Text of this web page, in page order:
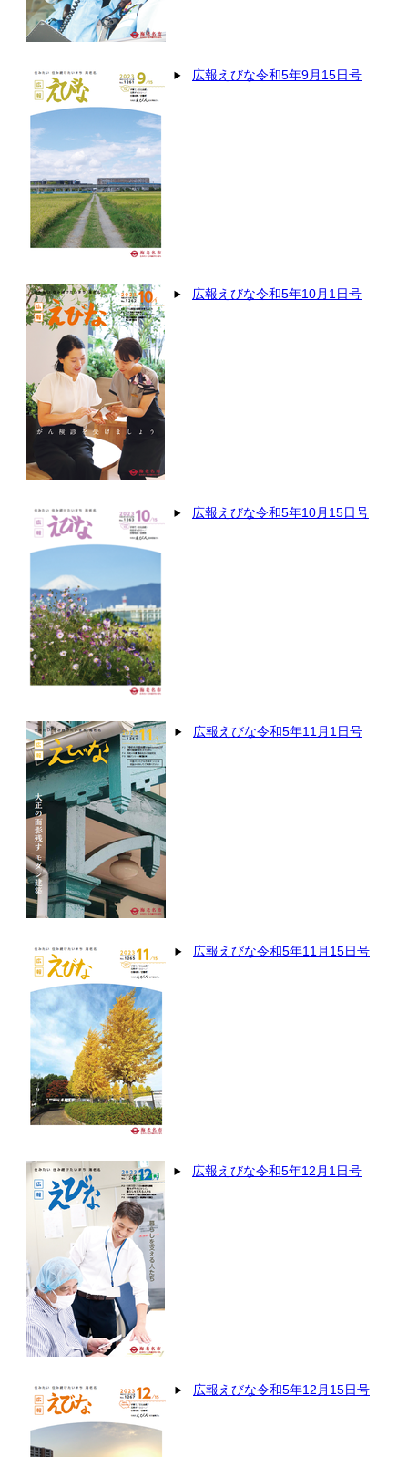
広報えびな令和5年9月15日号
広報えびな令和5年10月1日号
広報えびな令和5年10月15日号
広報えびな令和5年11月1日号
広報えびな令和5年11月15日号
広報えびな令和5年12月1日号
広報えびな令和5年12月15日号